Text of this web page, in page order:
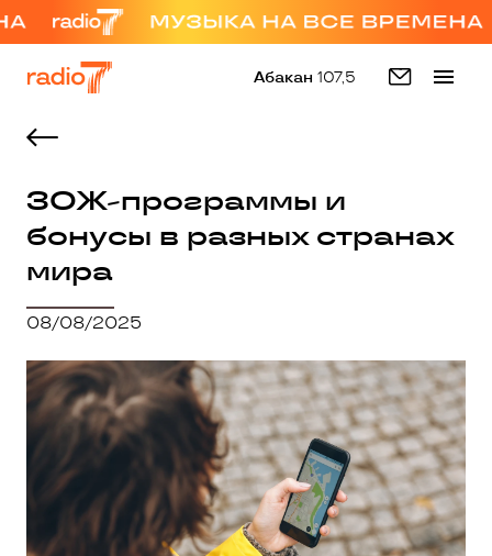
Абакан 107,5
ЗОЖ-программы и
бонусы в разных странах
мира
08/08/2025